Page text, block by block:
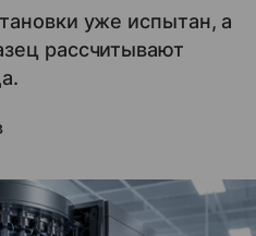
уже испытан, а
рассчитывают